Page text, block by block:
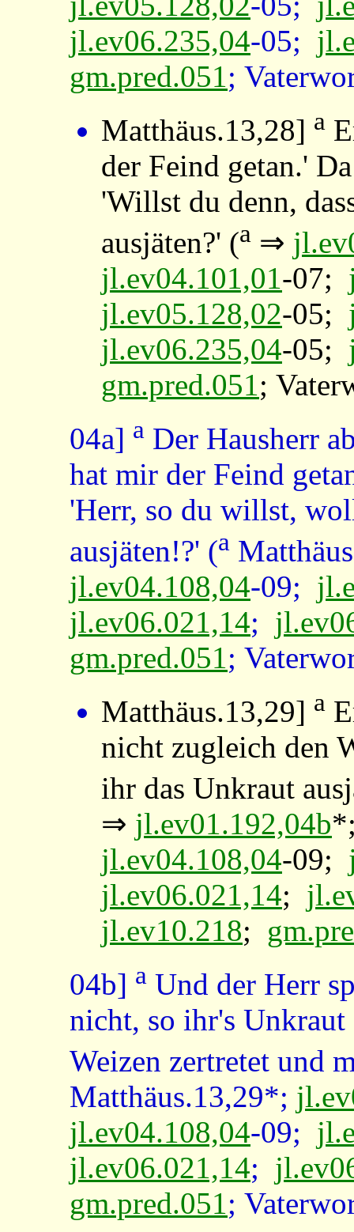
jl.ev06.235,04-05;
gm.pred.051 ;
Matthäus.13,28] a
der Feind getan.'
'Willst du denn,
ausjäten?' (a ⇒
jl.ev04.101,01 -07;
jl.ev05.128,02-05;
jl.ev06.235,04-05;
gm.pred.051 ;
04a] a Der Hausherr
hat mir der Feind
'Herr, so du willst,
ausjäten!?' (a
jl.ev04.108,04-09;
jl.ev06.021,14;
gm.pred.051 ;
Matthäus.13,29] a
nicht zugleich den
ihr das Unkraut
⇒ jl.ev01.192,04b
jl.ev04.108,04-09;
jl.ev06.021,14;
jl.ev10.218;
04b] a Und der Herr
nicht, so ihr's Unkraut
Weizen zertretet und
Matthäus.13,29*;
jl.ev04.108,04-09;
jl.ev06.021,14;
gm.pred.051;